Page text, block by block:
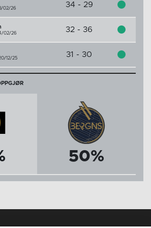
02/26 34 - 29
02/26 32 - 36
12/25 31 - 30
50%